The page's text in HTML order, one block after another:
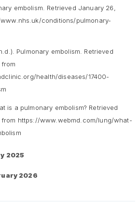
embolism . Retrieved January 26,
conditions/pulmonary-
Pulmonary embolism.
Retrieved
health/diseases/17400-
is a pulmonary embolism? Retrieved
https://www.webmd.com/lung/what-
2025
2026